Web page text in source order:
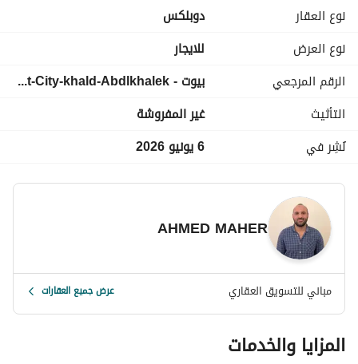
-----------------------------------------------------------------------------------
-----------------------------------------------------------------------------------
----------------------------------------------
نوع العقار
دوبلكس
نوع العرض
للايجار
الرقم المرجعي
بيوت - orak-duplex-wt-245-2*3f-3br3bt60k-C-West-City-khald-Abdlkhalek
التأثيث
غير المفروشة
نُشِر في
6 يونيو 2026
AHMED MAHER
مباني للتسويق العقاري عرض جميع العقارات
المزايا والخدمات